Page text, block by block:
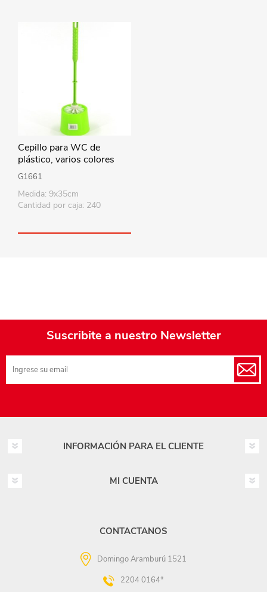
Cepillo para WC de
plástico, varios colores
G1661
Medida: 9x35cm
Cantidad por caja: 240
Suscribite a nuestro Newsletter
INFORMACIÓN PARA EL CLIENTE
MI CUENTA
CONTACTANOS
Domingo Aramburú 1521
2204 0164*